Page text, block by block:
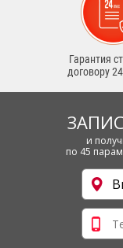
Гарантия
договору
и
по 45